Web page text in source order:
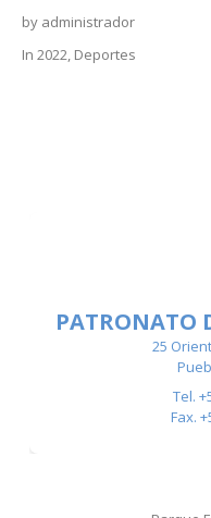
by administrador
In 2022 Deportes
PATRONATO
25
Tel.
Fax.